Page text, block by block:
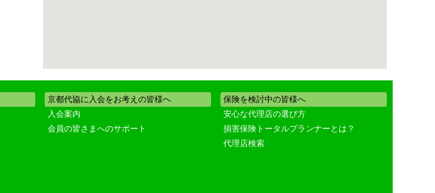
京都代協に入会をお考えの皆様へ
入会案内
会員の皆さまへのサポート
保険を検討中の皆様へ
安心な代理店の選び方
損害保険トータルプランナーとは？
代理店検索